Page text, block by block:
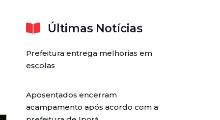
Últimas Notícias
Prefeitura entrega melhorias em
escolas
Aposentados encerram
acampamento após acordo com a